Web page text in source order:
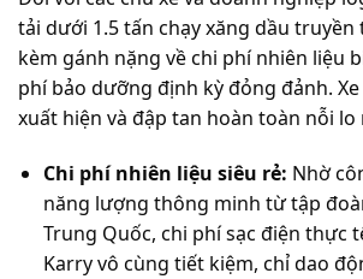
tải dưới 1.5 tấn chạy xăng dầu
kèm gánh nặng về chi phí nhiên liệu
phí bảo dưỡng định kỳ đỏng đảnh.
xuất hiện và đập tan hoàn toàn nỗi lo
Chi phí nhiên liệu siêu rẻ: Nhờ
năng lượng thông minh từ tập
Trung Quốc, chi phí sạc điện thực
Karry vô cùng tiết kiệm, chỉ dao